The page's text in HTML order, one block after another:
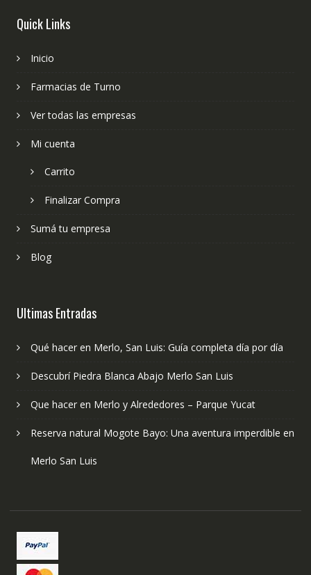
Quick Links
Inicio
Farmacias de Turno
Ver todas las empresas
Mi cuenta
Carrito
Finalizar Compra
Sumá tu empresa
Blog
Ultimas Entradas
Qué hacer en Merlo, San Luis: Guía completa día por día
Descubrí Piedra Blanca Abajo Merlo San Luis
Que hacer en Merlo y Alrededores – Parque Yucat
Reserva natural Mogote Bayo: Una aventura imperdible en
Merlo San Luis